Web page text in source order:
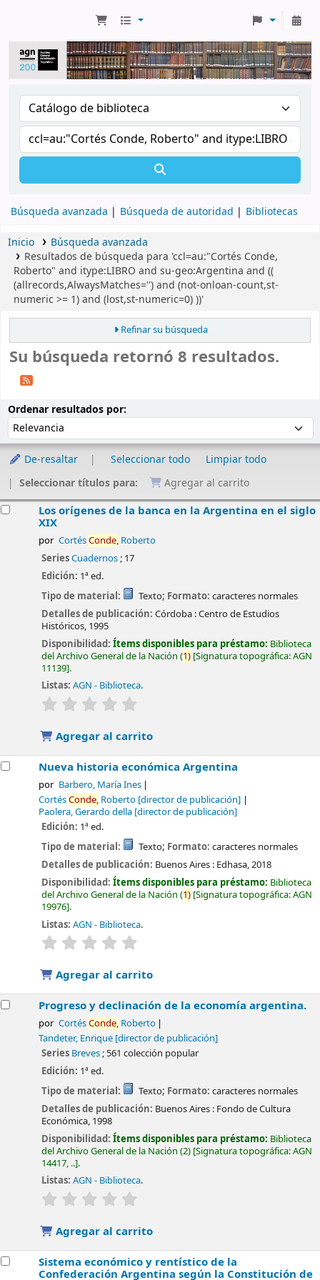
Búsqueda avanzada Búsqueda de autoridad Bibliotecas
Inicio
Búsqueda avanzada
Resultados de búsqueda para 'ccl=au:"Cortés Conde,
Roberto" and itype:LIBRO and su-geo:Argentina and ((
(allrecords,AlwaysMatches='') and (not-onloan-count,st-
numeric >= 1) and (lost,st-numeric=0) ))'
Refinar su búsqueda
Su búsqueda retornó 8 resultados.
Ordenar resultados por:
De-resaltar Seleccionar todo
Limpiar todo
Seleccionar títulos para:
Agregar al carrito
Los orígenes de la banca en la Argentina en el siglo
XIX
por CortésConde,Roberto
SeriesCuadernos; 17
Edición: 1ª ed.
Tipo de material:
Texto; Formato: caracteres normales
Detalles de publicación:Córdoba :Centro de Estudios
Históricos, 1995
Disponibilidad:Ítems disponibles para préstamo: Biblioteca
del Archivo General de la Nación (1) Signatura topográfica:AGN
11139 .
Listas: AGN - Biblioteca.
valoración
Agregar al carrito
Nueva historia económica Argentina
por Barbero, María Ines
CortésConde, Roberto [director de publicación]
Paolera, Gerardo della [director de publicación]
Edición: 1ª ed.
Tipo de material:
Texto; Formato: caracteres normales
Detalles de publicación: Buenos Aires : Edhasa,2018
Disponibilidad:Ítems disponibles para préstamo: Biblioteca
del Archivo General de la Nación (1) Signatura topográfica:AGN
19976 .
Listas: AGN - Biblioteca.
valoración
Agregar al carrito
Progreso y declinación de la economía argentina.
por CortésConde,Roberto
Tandeter, Enrique [director de publicación]
Series Breves; 561 colección popular
Edición: 1ª ed.
Tipo de material:
Texto; Formato: caracteres normales
Detalles de publicación: Buenos Aires : Fondo de Cultura
Económica, 1998
Disponibilidad:Ítems disponibles para préstamo: Biblioteca
del Archivo General de la Nación (2) Signatura topográfica:AGN
14417, .. .
Listas: AGN - Biblioteca.
valoración
Agregar al carrito
Sistema económico y rentístico de la
Confederación Argentina según la Constitución de